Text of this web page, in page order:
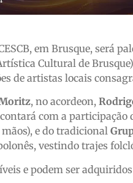
em Brusque, será
Cultural de
de artistas locais
, no acordeon,
com a participação
mãos), e do tradicional
vestindo trajes
e podem ser